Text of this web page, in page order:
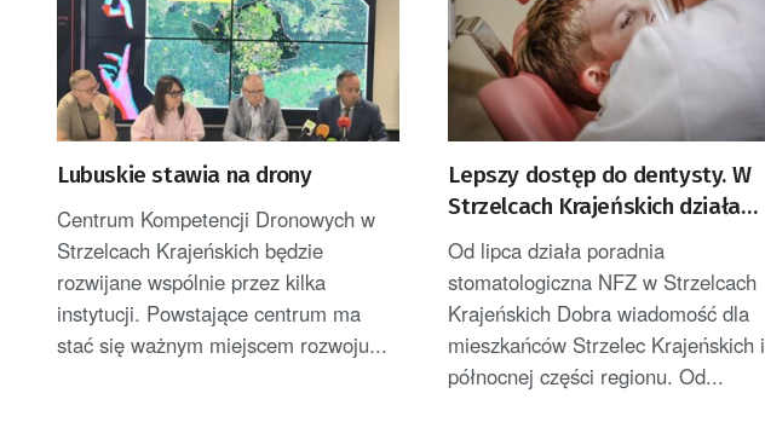
Lubuskie stawia na drony
Centrum Kompetencji Dronowych w
Strzelcach Krajeńskich będzie
rozwijane wspólnie przez kilka
instytucji. Powstające centrum ma
stać się ważnym miejscem rozwoju...
Lepszy dostęp do dentysty. W
Strzelcach Krajeńskich działa
poradnia NFZ
Od lipca działa poradnia
stomatologiczna NFZ w Strzelcach
Krajeńskich Dobra wiadomość dla
mieszkańców Strzelec Krajeńskich i
północnej części regionu. Od...